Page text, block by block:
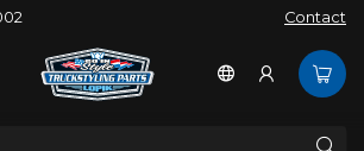
Contact